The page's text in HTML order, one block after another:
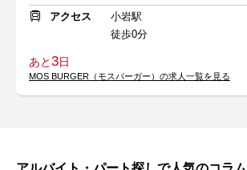
アクセス
小岩駅
徒歩0分
あと3日
MOS BURGER（モスバーガー）の求人一覧を見る